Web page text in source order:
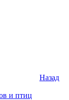
Назад
и птиц